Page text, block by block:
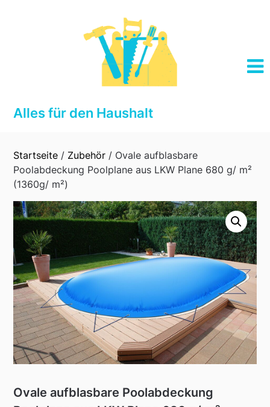
Alles für den Haushalt
Startseite / Zubehör / Ovale aufblasbare
Poolabdeckung Poolplane aus LKW Plane 680 g/ m²
(1360g/ m²)
Ovale aufblasbare Poolabdeckung